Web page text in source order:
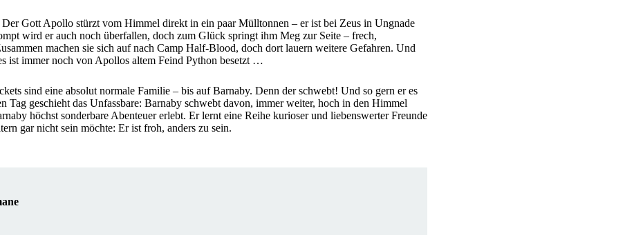
Der Gott Apollo stürzt vom Himmel direkt in ein paar Mülltonnen – er ist bei Zeus in Ungnade
wird er auch noch überfallen, doch zum Glück springt ihm Meg zur Seite – frech,
machen sie sich auf nach Camp Half-Blood, doch dort lauern weitere Gefahren. Und
ist immer noch von Apollos altem Feind Python besetzt …
sind eine absolut normale Familie – bis auf Barnaby. Denn der schwebt! Und so gern er es
Tag geschieht das Unfassbare: Barnaby schwebt davon, immer weiter, hoch in den Himmel
höchst sonderbare Abenteuer erlebt. Er lernt eine Reihe kurioser und liebenswerter Freunde
gar nicht sein möchte: Er ist froh, anders zu sein.